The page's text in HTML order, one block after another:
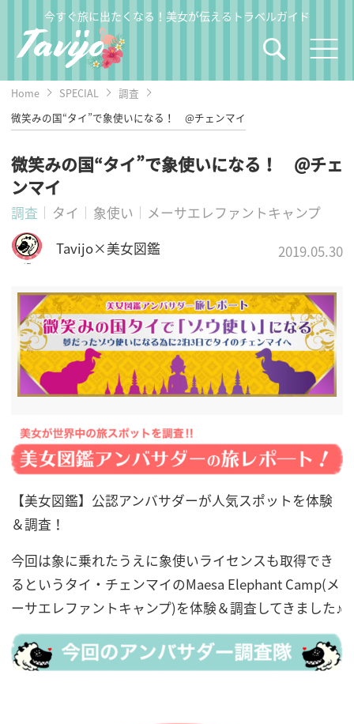
今すぐ旅に出たくなる！美女が伝えるトラベルガイド
Home SPECIAL
調査
微笑みの国“タイ”で象使いになる！ @チェンマイ
微笑みの国“タイ”で象使いになる！ @チェ
ンマイ
調査 タイ 象使い
メーサエレファントキャンプ
Tavijo×美女図鑑
2019.05.30
【美女図鑑】公認アンバサダーが人気スポットを体験
＆調査！
今回は象に乗れたうえに象使いライセンスも取得でき
るというタイ・チェンマイのMaesa Elephant Camp(メ
ーサエレファントキャンプ)を体験＆調査してきました♪